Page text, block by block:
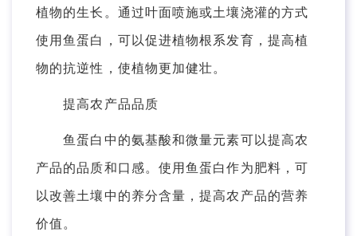
植物的生长。通过叶面喷施或土壤浇灌的方式
使用鱼蛋白，可以促进植物根系发育，提高植
物的抗逆性，使植物更加健壮。
提高农产品品质
鱼蛋白中的氨基酸和微量元素可以提高农
产品的品质和口感。使用鱼蛋白作为肥料，可
以改善土壤中的养分含量，提高农产品的营养
价值。